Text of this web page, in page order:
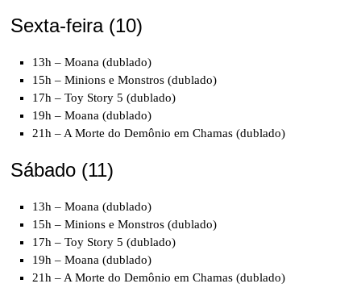
Sexta-feira (10)
13h – Moana (dublado)
15h – Minions e Monstros (dublado)
17h – Toy Story 5 (dublado)
19h – Moana (dublado)
21h – A Morte do Demônio em Chamas (dublado)
Sábado (11)
13h – Moana (dublado)
15h – Minions e Monstros (dublado)
17h – Toy Story 5 (dublado)
19h – Moana (dublado)
21h – A Morte do Demônio em Chamas (dublado)